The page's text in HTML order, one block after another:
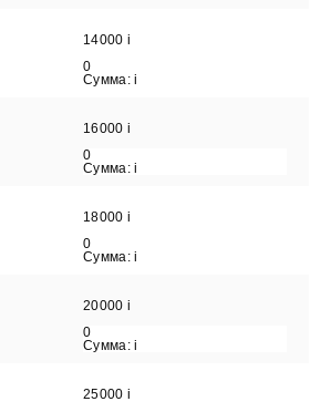
14000i
0
Сумма:i
16000i
0
Сумма:i
18000i
0
Сумма:i
20000i
0
Сумма:i
25000i